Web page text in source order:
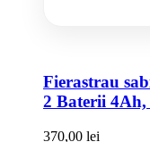
Fierastrau
2 Baterii 4Ah,
370,00 lei